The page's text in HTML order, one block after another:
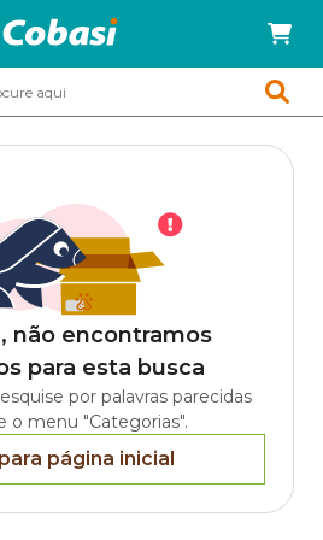
não encontramos
para esta busca
por palavras parecidas
o menu "Categorias".
página inicial